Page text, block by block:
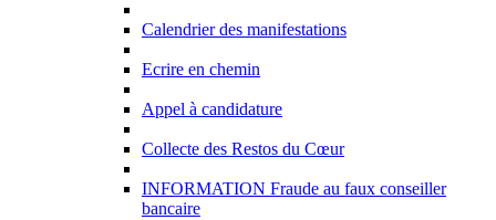
Calendrier des manifestations
Ecrire en chemin
Appel à candidature
Collecte des Restos du Cœur
INFORMATION Fraude au faux conseiller
bancaire